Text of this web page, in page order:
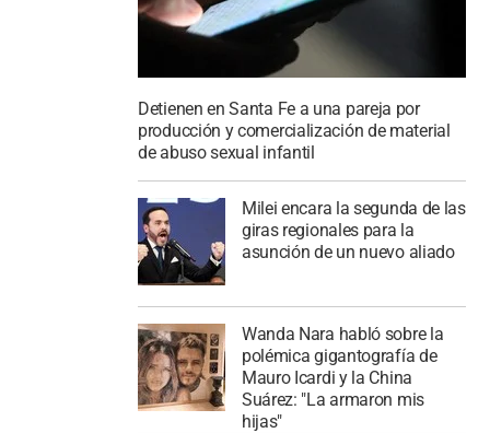
Detienen en Santa Fe a una pareja por
producción y comercialización de material
de abuso sexual infantil
Milei encara la segunda de las
giras regionales para la
asunción de un nuevo aliado
Wanda Nara habló sobre la
polémica gigantografía de
Mauro Icardi y la China
Suárez: "La armaron mis
hijas"